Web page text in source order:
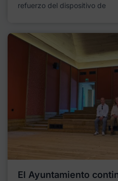
refuerzo del dispositivo de
El Ayuntamiento